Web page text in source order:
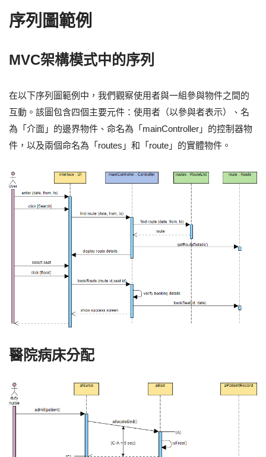
序列圖範例
MVC架構模式中的序列
在以下序列圖範例中，我們觀察使用者與一組參與物件之間的
互動。該圖包含四個主要元件：使用者（以參與者表示）、名
為「介面」的邊界物件、命名為「mainController」的控制器物
件，以及兩個命名為「routes」和「route」的實體物件。
醫院病床分配